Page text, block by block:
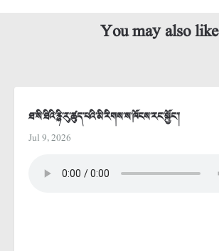
You may also like
ཐ་སི་ཐིའི་རྙི་རུ་ཚུད་པའི་མི་རིགས་ས་ཁོངས་རང་སྐྱོང་།
Jul 9, 2026